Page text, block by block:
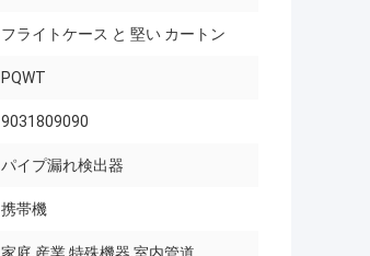
フライトケース と 堅い カートン
PQWT
9031809090
パイプ漏れ検出器
携帯機